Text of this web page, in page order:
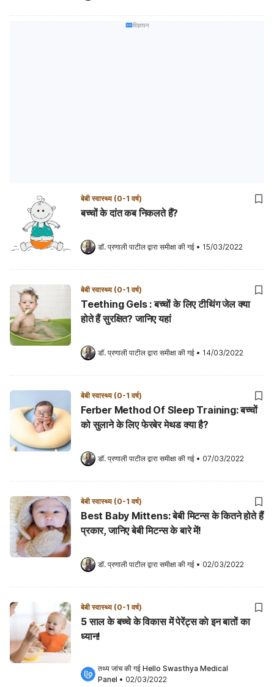
विज्ञापन
बेबी स्वास्थ्य (0-1 वर्ष)
बच्चों के दांत कब निकलते हैं?
डॉ. प्रणाली पाटील द्वारा समीक्षा की गई • 15/03/2022
बेबी स्वास्थ्य (0-1 वर्ष)
Teething Gels : बच्चों के लिए टीथिंग जेल क्या
होते हैं सुरक्षित? जानिए यहां
डॉ. प्रणाली पाटील द्वारा समीक्षा की गई • 14/03/2022
बेबी स्वास्थ्य (0-1 वर्ष)
Ferber Method Of Sleep Training: बच्चों
को सुलाने के लिए फेरबेर मेथड क्या है?
डॉ. प्रणाली पाटील द्वारा समीक्षा की गई • 07/03/2022
बेबी स्वास्थ्य (0-1 वर्ष)
Best Baby Mittens: बेबी मिटन्स के कितने होते हैं
प्रकार, जानिए बेबी मिटन्स के बारे में!
डॉ. प्रणाली पाटील द्वारा समीक्षा की गई • 02/03/2022
बेबी स्वास्थ्य (0-1 वर्ष)
5 साल के बच्चे के विकास में पेरेंट्स काे इन बातों का
ध्यान!
तथ्य जांच की गई Hello Swasthya Medical
Panel • 02/03/2022